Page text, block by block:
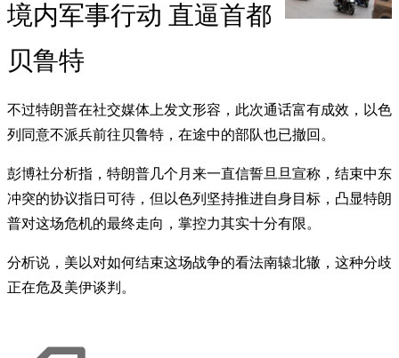
境内军事行动 直逼首都
贝鲁特
不过特朗普在社交媒体上发文形容，此次通话富有成效，以色
列同意不派兵前往贝鲁特，在途中的部队也已撤回。
彭博社分析指，特朗普几个月来一直信誓旦旦宣称，结束中东
冲突的协议指日可待，但以色列坚持推进自身目标，凸显特朗
普对这场危机的最终走向，掌控力其实十分有限。
分析说，美以对如何结束这场战争的看法南辕北辙，这种分歧
正在危及美伊谈判。